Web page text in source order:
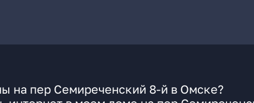
на пер Семиреченский 8-й в Омске?